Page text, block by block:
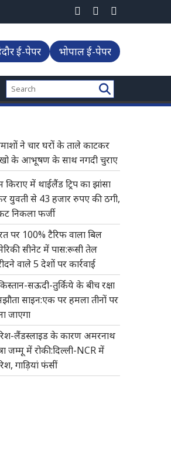
ई-पेपर भोपाल ई-पेपर
ने चार घरों के ताले काटकर
के आभूषण के साथ नगदी चुराए
में थाईलैंड ट्रिप का झांसा
युवती से 43 हजार रुपए की ठगी,
निकला फर्जी
पर 100% टैरिफ वाला बिल
सीनेट में पास:रूसी तेल
वाले 5 देशों पर कार्रवाई
सऊदी-तुर्किये के बीच रक्षा
साइन:एक पर हमला तीनों पर
जाएगा
लैंडस्लाइड के कारण अमरनाथ
जम्मू में रोकी:दिल्ली-NCR में
गाड़ियां फंसीं